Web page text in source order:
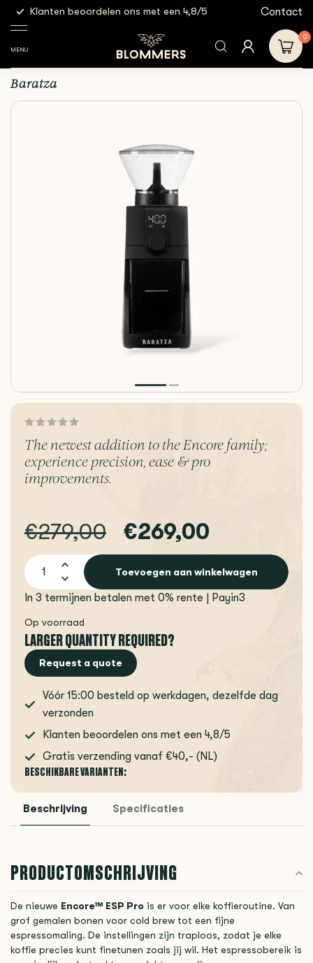
Klanten beoordelen ons met een 4,8/5 Gratis
Contact
MENU
0
Elektrische
Baratza Encore ESP
Baratza Encore ESP Pro | Zwart
Baratza
The newest addition to the Encore family;
experience precision, ease & pro
improvements.
€279,00 €269,00
Toevoegen aan winkelwagen
In 3 termijnen betalen met 0% rente | Payin3
Op voorraad
LARGER QUANTITY REQUIRED?
Request a quote
Vóór 15:00 besteld op werkdagen, dezelfde dag
verzonden
Klanten beoordelen ons met een 4,8/5
Gratis verzending vanaf €40,- (NL)
BESCHIKBARE VARIANTEN:
Beschrijving Specificaties
PRODUCTOMSCHRIJVING
De nieuwe Encore™ ESP Pro is er voor elke koffieroutine. Van
grof gemalen bonen voor cold brew tot een fijne
espressomaling. De instellingen zijn traploos, zodat je elke
koffie precies kunt finetunen zoals jij wil. Het espressobereik is